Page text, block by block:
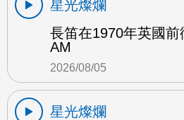
星光燦爛
長笛在1970年英國前
AM
2026/08/05
星光燦爛